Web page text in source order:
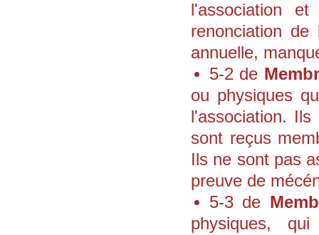
l'association
renonciation
annuelle,
5-2 de
ou physiques
l'association.
sont reçus
Ils ne sont pas
preuve de
5-3 de
physiques,